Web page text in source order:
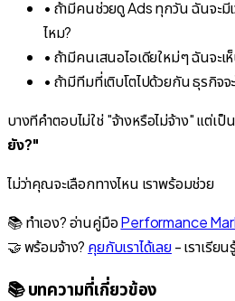
• ถ้ามีคนช่วยดู Ads ทุกวัน ฉันจะ
ไหม?
• ถ้ามีคนเสนอไอเดียใหม่ๆ ฉันจะเ
• ถ้ามีทีมที่เติบโตไปด้วยกัน ธุรกิจจ
บางทีคำตอบไม่ใช่ "จ้างหรือไม่จ้าง" แต่เป็น
ยัง?"
ไม่ว่าคุณจะเลือกทางไหน เราพร้อมช่วย
📚 ทำเอง? อ่านคู่มือPerformance
🤝 พร้อมจ้าง? คุยกับเราได้เลย- เราเรียน
📚 บทความที่เกี่ยวข้อง